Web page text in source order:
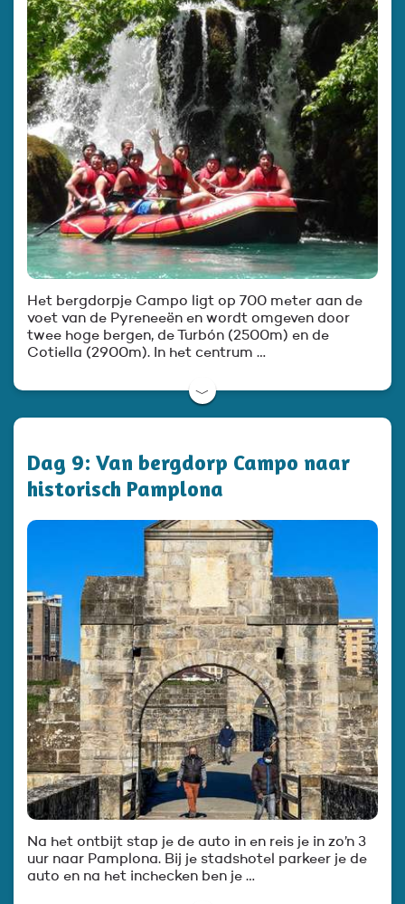
Het bergdorpje Campo ligt op 700 meter aan de
voet van de Pyreneeën en wordt omgeven door
twee hoge bergen, de Turbón (2500m) en de
Cotiella (2900m). In het centrum …
﹀
Dag 9: Van bergdorp Campo naar
historisch Pamplona
Na het ontbijt stap je de auto in en reis je in zo’n 3
uur naar Pamplona. Bij je stadshotel parkeer je de
auto en na het inchecken ben je …